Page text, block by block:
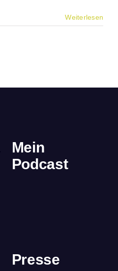
Weiterlesen
Mein
Podcast
Presse